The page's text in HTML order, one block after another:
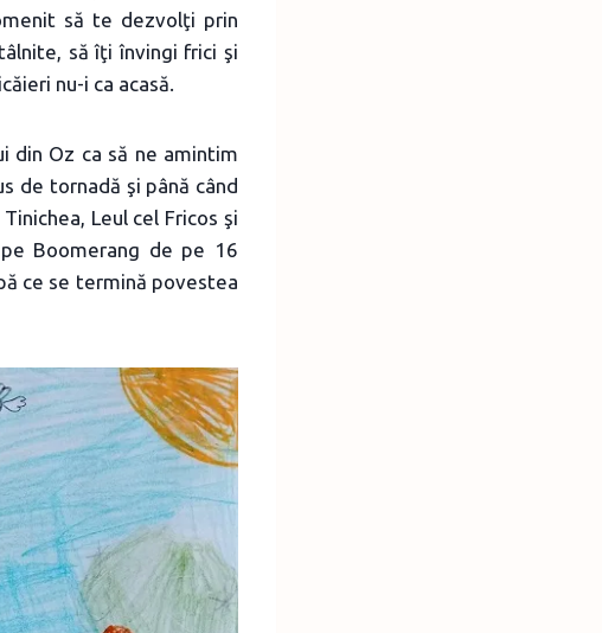
să te dezvolţi prin
să îţi învingi frici şi
nu-i ca acasă.
din Oz ca să ne amintim
de tornadă şi până când
Leul cel Fricos şi
Boomerang de pe 16
ce se termină povestea